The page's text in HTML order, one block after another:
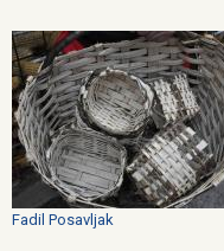
Fadil Posavljak